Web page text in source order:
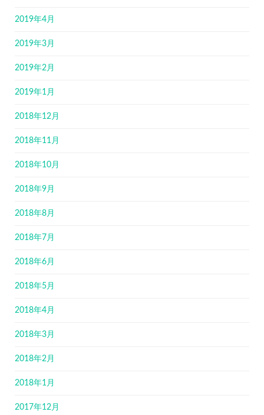
2019年4月
2019年3月
2019年2月
2019年1月
2018年12月
2018年11月
2018年10月
2018年9月
2018年8月
2018年7月
2018年6月
2018年5月
2018年4月
2018年3月
2018年2月
2018年1月
2017年12月